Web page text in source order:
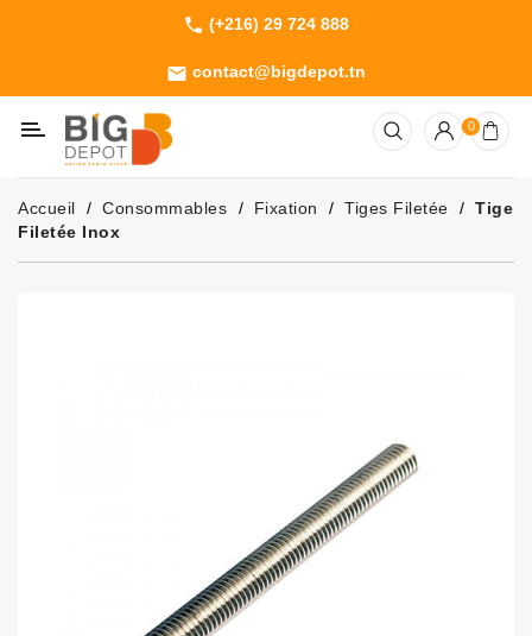
phone (+216) 29 724 888
email contact@bigdepot.tn
Machines
Outillage
Jardinage
Consommables
0
Accueil Consommables Fixation Tiges Filetée
Tige
Filetée Inox